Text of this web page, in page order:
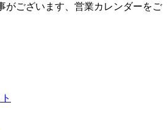
がございます、営業カレンダーをご